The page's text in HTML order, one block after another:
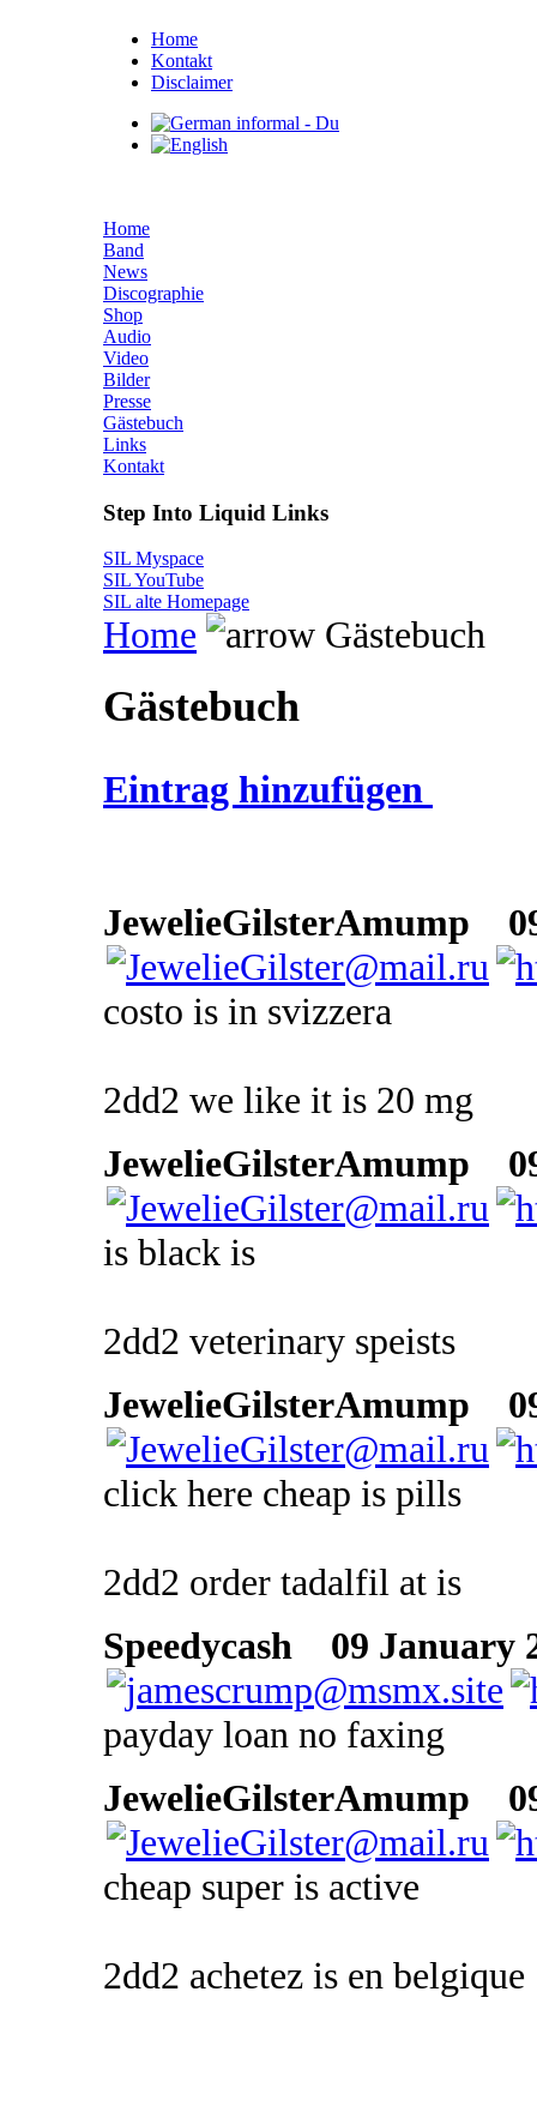
Home
Kontakt
Disclaimer
Home
Band
News
Discographie
Shop
Audio
Video
Bilder
Presse
Gästebuch
Links
Kontakt
Step Into Liquid Links
SIL Myspace
SIL YouTube
SIL alte Homepage
Home Gästebuch
Gästebuch
Eintrag hinzufügen
JewelieGilsterAmump
costo is in svizzera
2dd2 we like it is 20 mg
JewelieGilsterAmump
is black is
2dd2 veterinary speists
JewelieGilsterAmump
click here cheap is pills
2dd2 order tadalfil at is
Speedycash
09 January
payday loan no faxing
JewelieGilsterAmump
cheap super is active
2dd2 achetez is en belgique